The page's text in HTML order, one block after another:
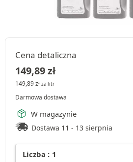
Cena detaliczna
149,89zł
149,89zł za litr
Darmowa dostawa
W magazynie
Dostawa 11 - 13 sierpnia